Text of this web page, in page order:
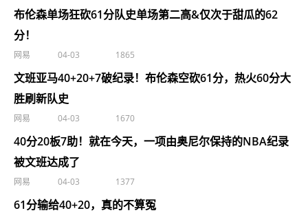
布伦森单场狂砍61分队史单场第二高&仅次于甜瓜的62
分！
网易 04-03 1865
文班亚马40+20+7破纪录！布伦森空砍61分，热火60分大
胜刷新队史
网易 04-03 1670
40分20板7助！就在今天，一项由奥尼尔保持的NBA纪录
被文班达成了
网易 04-03 1377
61分输给40+20，真的不算冤